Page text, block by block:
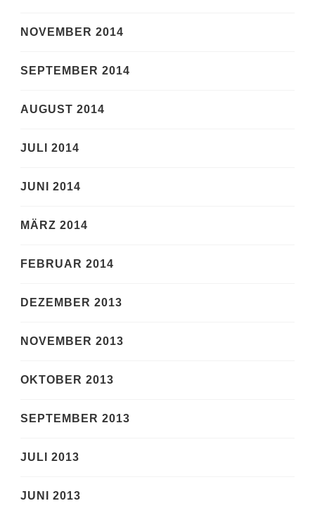
NOVEMBER 2014
SEPTEMBER 2014
AUGUST 2014
JULI 2014
JUNI 2014
MÄRZ 2014
FEBRUAR 2014
DEZEMBER 2013
NOVEMBER 2013
OKTOBER 2013
SEPTEMBER 2013
JULI 2013
JUNI 2013